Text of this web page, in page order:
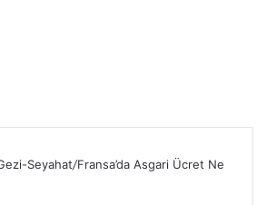
Seyahat/Fransa’da Asgari Ücret Ne